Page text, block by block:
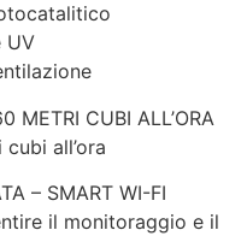
UV
METRI CUBI ALL’ORA
all’ora
– SMART WI-FI
il monitoraggio e il